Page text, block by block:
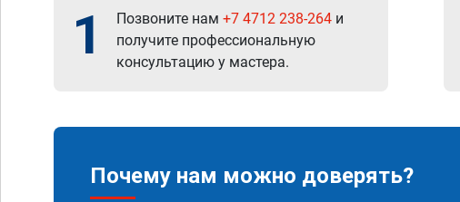
1 Позвоните нам +7 4712 238-264 и
получите профессиональную
консультацию у мастера.
Почему нам можно доверять?